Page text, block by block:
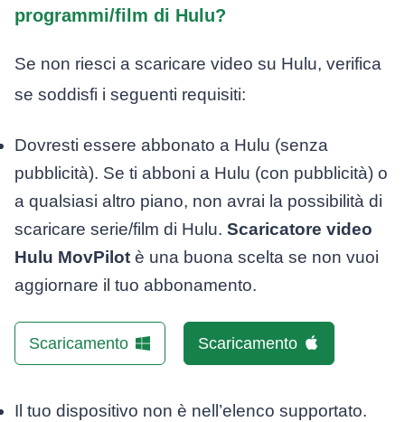
programmi/film di Hulu?
Se non riesci a scaricare video su Hulu, verifica
se soddisfi i seguenti requisiti:
Dovresti essere abbonato a Hulu (senza
pubblicità). Se ti abboni a Hulu (con pubblicità) o
a qualsiasi altro piano, non avrai la possibilità di
scaricare serie/film di Hulu. Scaricatore video
Hulu MovPilotè una buona scelta se non vuoi
aggiornare il tuo abbonamento.
Scaricamento Scaricamento
Il tuo dispositivo non è nell’elenco supportato.